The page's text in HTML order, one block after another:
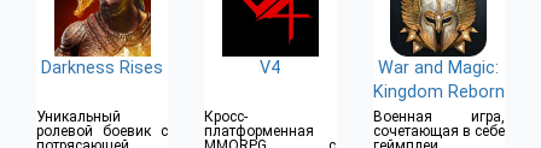
Darkness Rises
Уникальный
ролевой боевик с
V4
Кросс-
платформенная
War and Magic:
Kingdom Reborn
Военная игра,
сочетающая в себе